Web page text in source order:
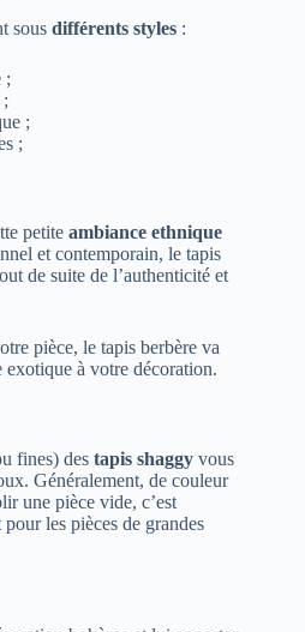
sous différents styles :
;
;
;
petite ambiance ethnique
et contemporain, le tapis
de suite de l’authenticité et
pièce, le tapis berbère va
exotique à votre décoration.
fines) des tapis shaggy vous
Généralement, de couleur
une pièce vide, c’est
les pièces de grandes